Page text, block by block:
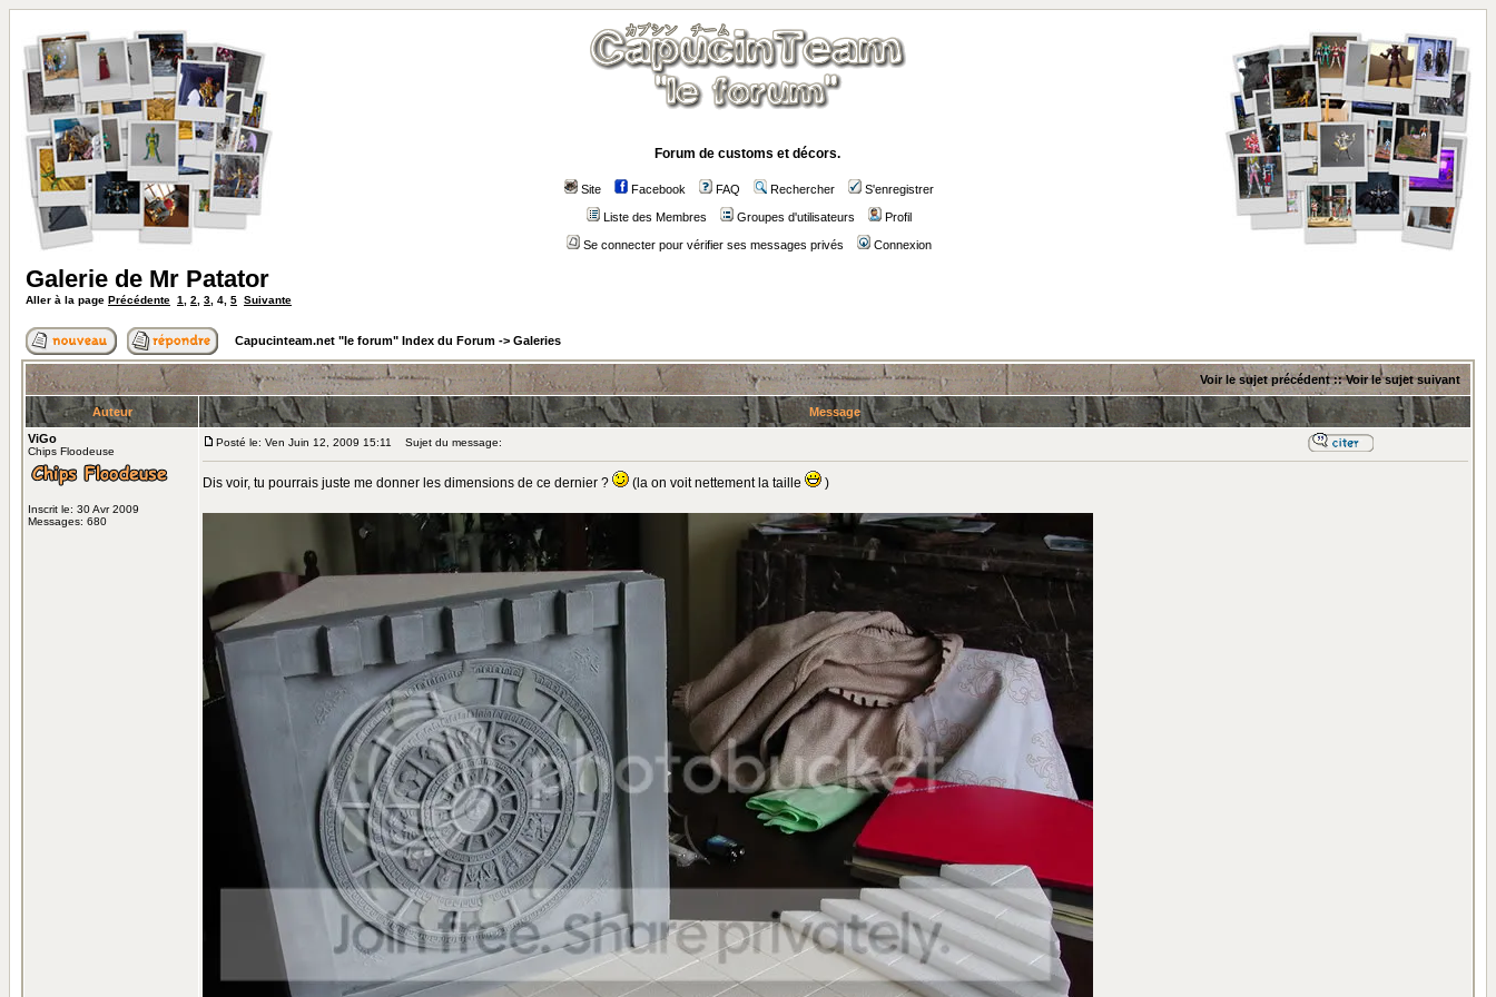
Forum de customs et décors.
Site Facebook FAQ Rechercher S'enregistrer
Liste des Membres Groupes d'utilisateurs Profil
Se connecter pour vérifier ses messages privés Connexion
Galerie de Mr Patator
Aller à la page Précédente 1 2 3 4 5 Suivante
Capucinteam.net "le forum" Index du Forum -> Galeries
Voir le sujet précédent::Voir le sujet suivant
Auteur
Message
ViGo
Chips Floodeuse
Inscrit le: 30 Avr 2009
Messages: 680
Posté le: Ven Juin 12, 2009 15:11 Sujet du message:
Dis voir, tu pourrais juste me donner les dimensions de ce dernier ? (la on voit nettement la taille )